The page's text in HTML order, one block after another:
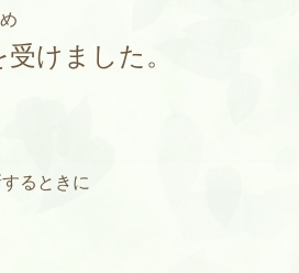
けました。
るときに